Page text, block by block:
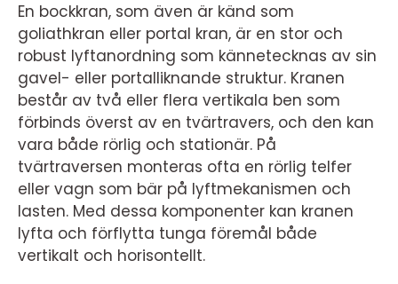
En bockkran, som även är känd som
goliathkran eller portal kran, är en stor och
robust lyftanordning som kännetecknas av sin
gavel- eller portalliknande struktur. Kranen
består av två eller flera vertikala ben som
förbinds överst av en tvärtravers, och den kan
vara både rörlig och stationär. På
tvärtraversen monteras ofta en rörlig telfer
eller vagn som bär på lyftmekanismen och
lasten. Med dessa komponenter kan kranen
lyfta och förflytta tunga föremål både
vertikalt och horisontellt.